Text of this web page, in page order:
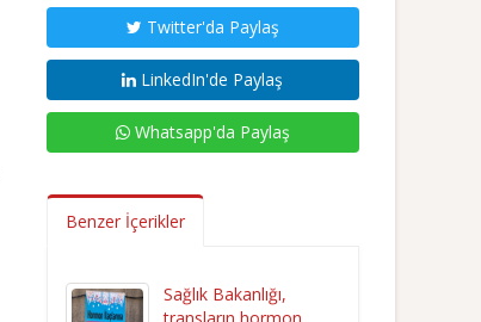
Twitter'da Paylaş
LinkedIn'de Paylaş
Whatsapp'da Paylaş
Benzer İçerikler
Sağlık Bakanlığı,